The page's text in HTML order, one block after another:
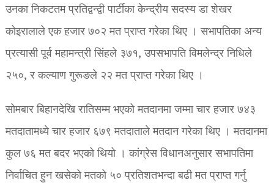
उनका निकटतम प्रतिद्वन्द्वी पार्टीका केन्द्रीय सदस्य डा शेखर
कोइरालाले एक हजार ७०२ मत प्राप्त गरेका थिए । सभापतिका अन्य
प्रत्यासी पूर्व महामन्त्री सिंहले ३७१, उपसभापति विमलेन्द्र निधिले
२५०, र कल्याण गुरूङले २२ मत प्राप्त गरेका थिए ।
सोमबार बिहानदेखि रातिसम्म भएको मतदानमा जम्मा चार हजार ७४३
मतदातामध्ये चार हजार ६७९ मतदाताले मतदान गरेका थिए । मतदानमा
कुल ७६ मत बदर भएको थियो । कांग्रेस विधानअनुसार सभापतिमा
निर्वाचित हुन खसेको मतको ५० प्रतिशतभन्दा बढी मत प्राप्त गर्नु